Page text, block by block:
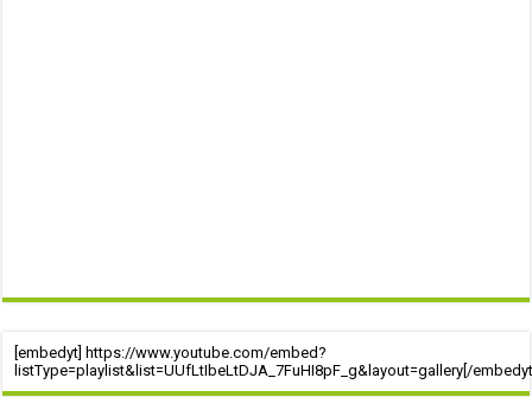
[embedyt] https://www.youtube.com/embed?
listType=playlist&list=UUfLtIbeLtDJA_7FuHI8pF_g&layout=gallery[/